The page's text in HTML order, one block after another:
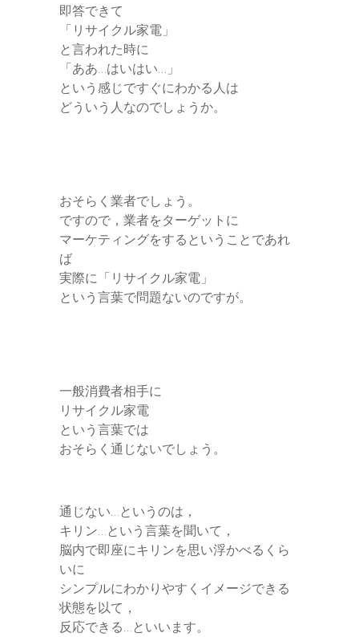
即答できて
「リサイクル家電」
と言われた時に
「ああ…はいはい…」
という感じですぐにわかる人は
どういう人なのでしょうか。
おそらく業者でしょう。
ですので，業者をターゲットに
マーケティングをするということであれ
ば
実際に「リサイクル家電」
という言葉で問題ないのですが。
一般消費者相手に
リサイクル家電
という言葉では
おそらく通じないでしょう。
通じない…というのは，
キリン…という言葉を聞いて，
脳内で即座にキリンを思い浮かべるくら
いに
シンプルにわかりやすくイメージできる
状態を以て，
反応できる…といいます。